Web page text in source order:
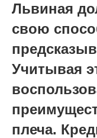
Львиная
свою
Учитывая
плеча.